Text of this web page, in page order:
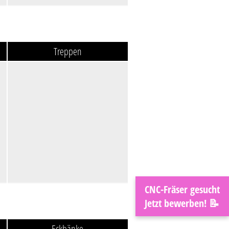
Treppen
CNC-Fräser gesucht
Jetzt bewerben! 📝